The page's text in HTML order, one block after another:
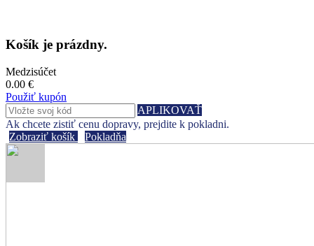
Košík je prázdny.
Medzisúčet
0.00 €
Použiť kupón
APLIKOVAŤ
Ak chcete zistiť cenu dopravy, prejdite k pokladni.
Zobraziť košík
Pokladňa